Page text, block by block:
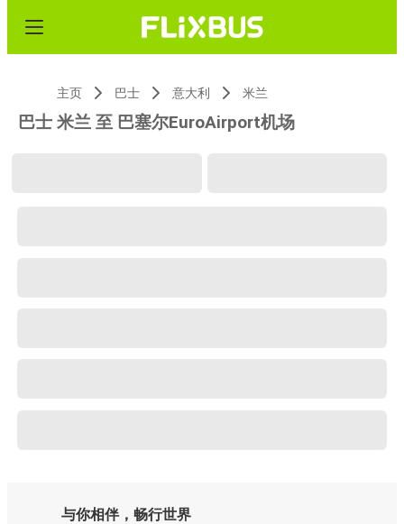
主页 巴士 意大利 米兰
巴士 米兰 至 巴塞尔EuroAirport机场
与你相伴，畅行世界